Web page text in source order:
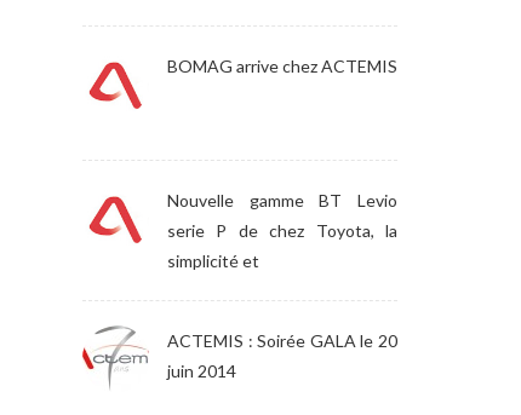
BOMAG arrive chez ACTEMIS
Nouvelle gamme BT Levio
serie P de chez Toyota, la
simplicité et
ACTEMIS : Soirée GALA le 20
juin 2014